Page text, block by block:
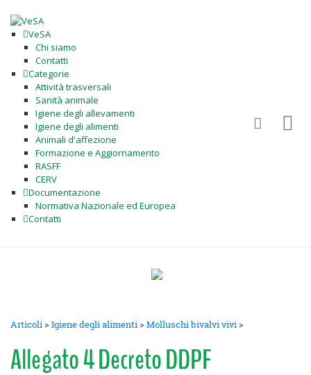
VeSA
Chi siamo
Contatti
Categorie
Attività trasversali
Sanità animale
Igiene degli allevamenti
Igiene degli alimenti
Animali d'affezione
Formazione e Aggiornamento
RASFF
CERV
Documentazione
Normativa Nazionale ed Europea
Contatti
Articoli>Igiene degli alimenti>Molluschi bivalvi vivi>
Allegato 4 Decreto DDPF